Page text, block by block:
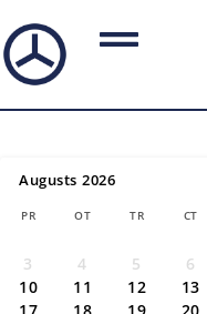
Augusts 2026
PR OT TR CT
3
4 5 6
10
11 12 13